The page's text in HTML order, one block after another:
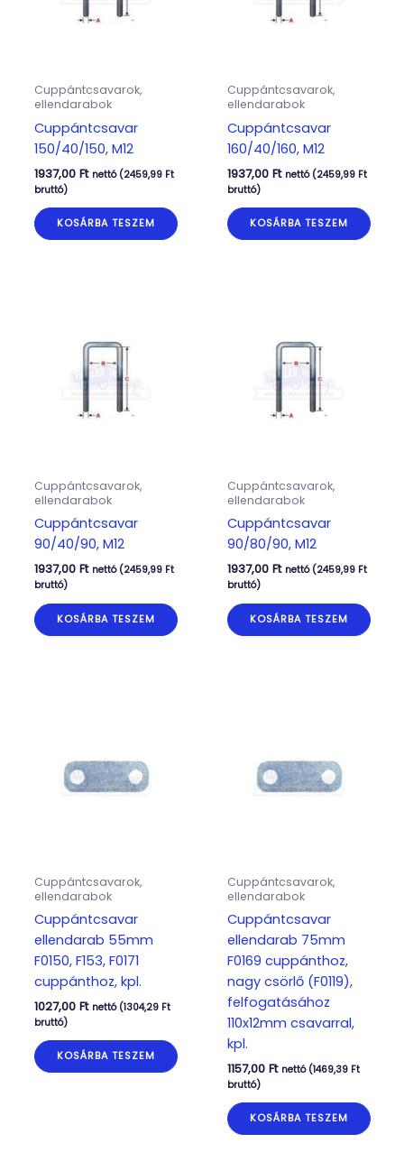
Cuppántcsavarok,
ellendarabok
Cuppántcsavar
150/40/150, M12
1937,00 Ft nettó (2459,99 Ft
bruttó)
KOSÁRBA TESZEM
Cuppántcsavarok,
ellendarabok
Cuppántcsavar
160/40/160, M12
1937,00 Ft nettó (2459,99 Ft
bruttó)
KOSÁRBA TESZEM
Cuppántcsavarok,
ellendarabok
Cuppántcsavar
90/40/90, M12
1937,00 Ft nettó (2459,99 Ft
bruttó)
KOSÁRBA TESZEM
Cuppántcsavarok,
ellendarabok
Cuppántcsavar
90/80/90, M12
1937,00 Ft nettó (2459,99 Ft
bruttó)
KOSÁRBA TESZEM
Cuppántcsavarok,
ellendarabok
Cuppántcsavar
ellendarab 55mm
F0150, F153, F0171
cuppánthoz, kpl.
1027,00 Ft nettó (1304,29 Ft
bruttó)
KOSÁRBA TESZEM
Cuppántcsavarok,
ellendarabok
Cuppántcsavar
ellendarab 75mm
F0169 cuppánthoz,
nagy csörlő (F0119),
felfogatásához
110x12mm csavarral,
kpl.
1157,00 Ft nettó (1469,39 Ft
bruttó)
KOSÁRBA TESZEM